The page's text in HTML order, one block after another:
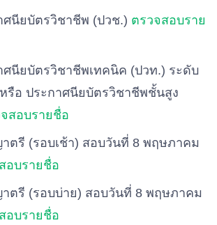
ศนียบัตรวิชาชีพ (ปวช.) ตรวจสอบราย
ศนียบัตรวิชาชีพเทคนิค (ปวท.) ระดับ
อ ประกาศนียบัตรวิชาชีพชั้นสูง
สอบรายชื่อ
ตรี (รอบเช้า) สอบวันที่ 8 พฤษภาคม
อบรายชื่อ
ตรี (รอบบ่าย) สอบวันที่ 8 พฤษภาคม
อบรายชื่อ